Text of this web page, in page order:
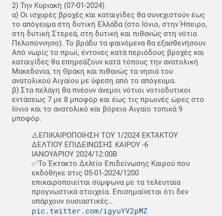
2) Την Κυριακή (07-01-2024)
α) Οι ισχυρές βροχές και καταιγίδες θα συνεχιστούν έως
το απόγευμα στη δυτική Ελλάδα (στο Ιόνιο, στην Ήπειρο,
στη δυτική Στερεά, στη δυτική και πιθανώς στη νότια
Πελοπόννησο). Το βράδυ τα φαινόμενα θα εξασθενήσουν.
Από νωρίς το πρωί, έντονες κατά περιόδους βροχές και
καταιγίδες θα επηρεάζουν κατά τόπους την ανατολική
Μακεδονία, τη Θράκη και πιθανώς τα νησιά του
ανατολικού Αιγαίου με ύφεση από το απόγευμα.
β) Στα πελάγη θα πνέουν άνεμοι νότιοι νοτιοδυτικοί
εντάσεως 7 με 8 μποφόρ και έως τις πρωινές ώρες στο
Ιόνιο και το ανατολικό και βόρειο Αιγαίο τοπικά 9
μποφόρ.
⚠️ΕΠΙΚΑΙΡΟΠΟΙΗΣΗ ΤΟΥ 1/2024 ΕΚΤΑΚΤΟΥ
ΔΕΛΤΙΟΥ ΕΠΙΔΕΙΝΩΣΗΣ ΚΑΙΡΟΥ -6
ΙΑΝΟΥΑΡΙΟΥ 2024/12:00B
✅Το Έκτακτο Δελτίο Επιδείνωσης Καιρού που
εκδόθηκε στις 05-01-2024/1200
επικαιροποιείται σύμφωνα με τα τελευταία
προγνωστικά στοιχεία. Επισημαίνεται ότι δεν
υπάρχουν ουσιαστικές…
pic.twitter.com/igyuYV2pMZ